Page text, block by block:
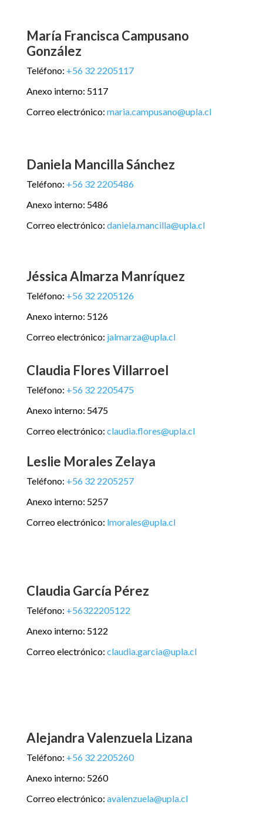
María Francisca Campusano
González
Teléfono: +56 32 2205117
Anexo interno: 5117
Correo electrónico: maria.campusano@upla.cl
Daniela Mancilla Sánchez
Teléfono: +56 32 2205486
Anexo interno: 5486
Correo electrónico: daniela.mancilla@upla.cl
Jéssica Almarza Manríquez
Teléfono: +56 32 2205126
Anexo interno: 5126
Correo electrónico: jalmarza@upla.cl
Claudia Flores Villarroel
Teléfono: +56 32 2205475
Anexo interno: 5475
Correo electrónico: claudia.flores@upla.cl
Leslie Morales Zelaya
Teléfono: +56 32 2205257
Anexo interno: 5257
Correo electrónico: lmorales@upla.cl
Claudia García Pérez
Teléfono: +56322205122
Anexo interno: 5122
Correo electrónico: claudia.garcia@upla.cl
Alejandra Valenzuela Lizana
Teléfono: +56 32 2205260
Anexo interno: 5260
Correo electrónico: avalenzuela@upla.cl